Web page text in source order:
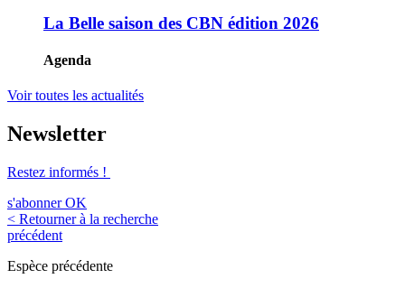
La Belle saison des CBN édition 2026
Agenda
Voir toutes les actualités
Newsletter
Restez informés !
s'abonner OK
< Retourner à la recherche
précédent
Espèce précédente